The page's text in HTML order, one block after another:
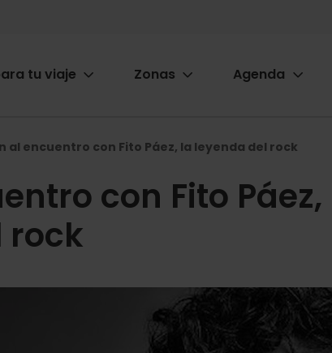
tu viaje Zonas Agenda
al encuentro con Fito Páez, la leyenda del rock
con Fito Páez,
rock